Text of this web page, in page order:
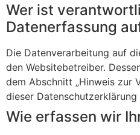
Wer ist
Datenerfassung
Die Datenverarbeitung auf
den Websitebetreiber.
dem Abschnitt „Hinweis zur
dieser Datenschutzerklärung
Wie erfassen wir